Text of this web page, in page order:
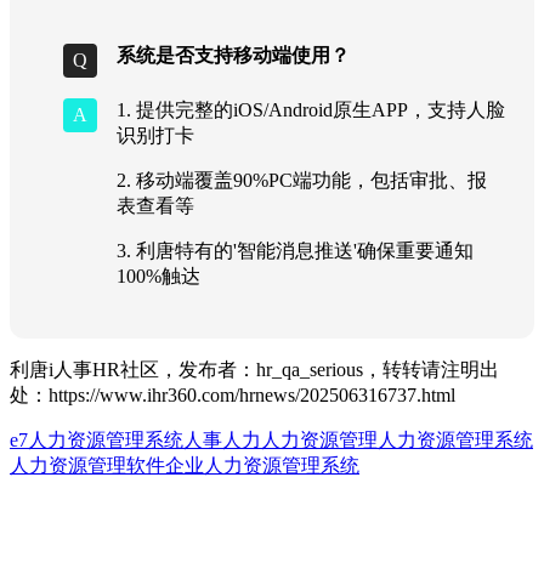
系统是否支持移动端使用？
1. 提供完整的iOS/Android原生APP，支持人脸
识别打卡
2. 移动端覆盖90%PC端功能，包括审批、报
表查看等
3. 利唐特有的'智能消息推送'确保重要通知
100%触达
利唐i人事HR社区，发布者：hr_qa_serious，转转请注明出
处： https://www.ihr360.com/hrnews/202506316737.html
e7人力资源管理系统人事人力 人力资源管理 人力资源管理系统
人力资源管理软件企业人力资源管理系统